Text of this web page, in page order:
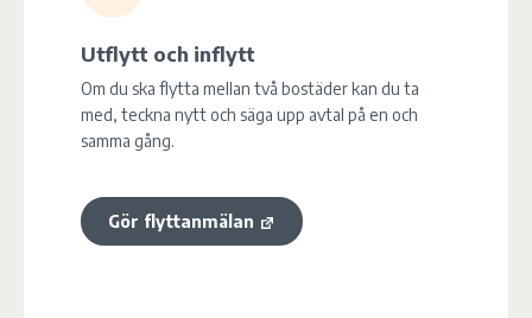
Utflytt och inflytt
Om du ska flytta mellan två bostäder kan du ta
med, teckna nytt och säga upp avtal på en och
samma gång.
Gör flyttanmälan